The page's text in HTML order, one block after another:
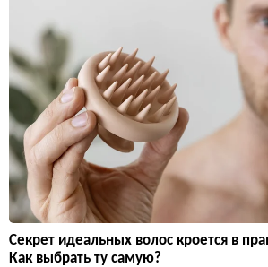
Секрет идеальных волос кроется в
Как выбрать ту самую?